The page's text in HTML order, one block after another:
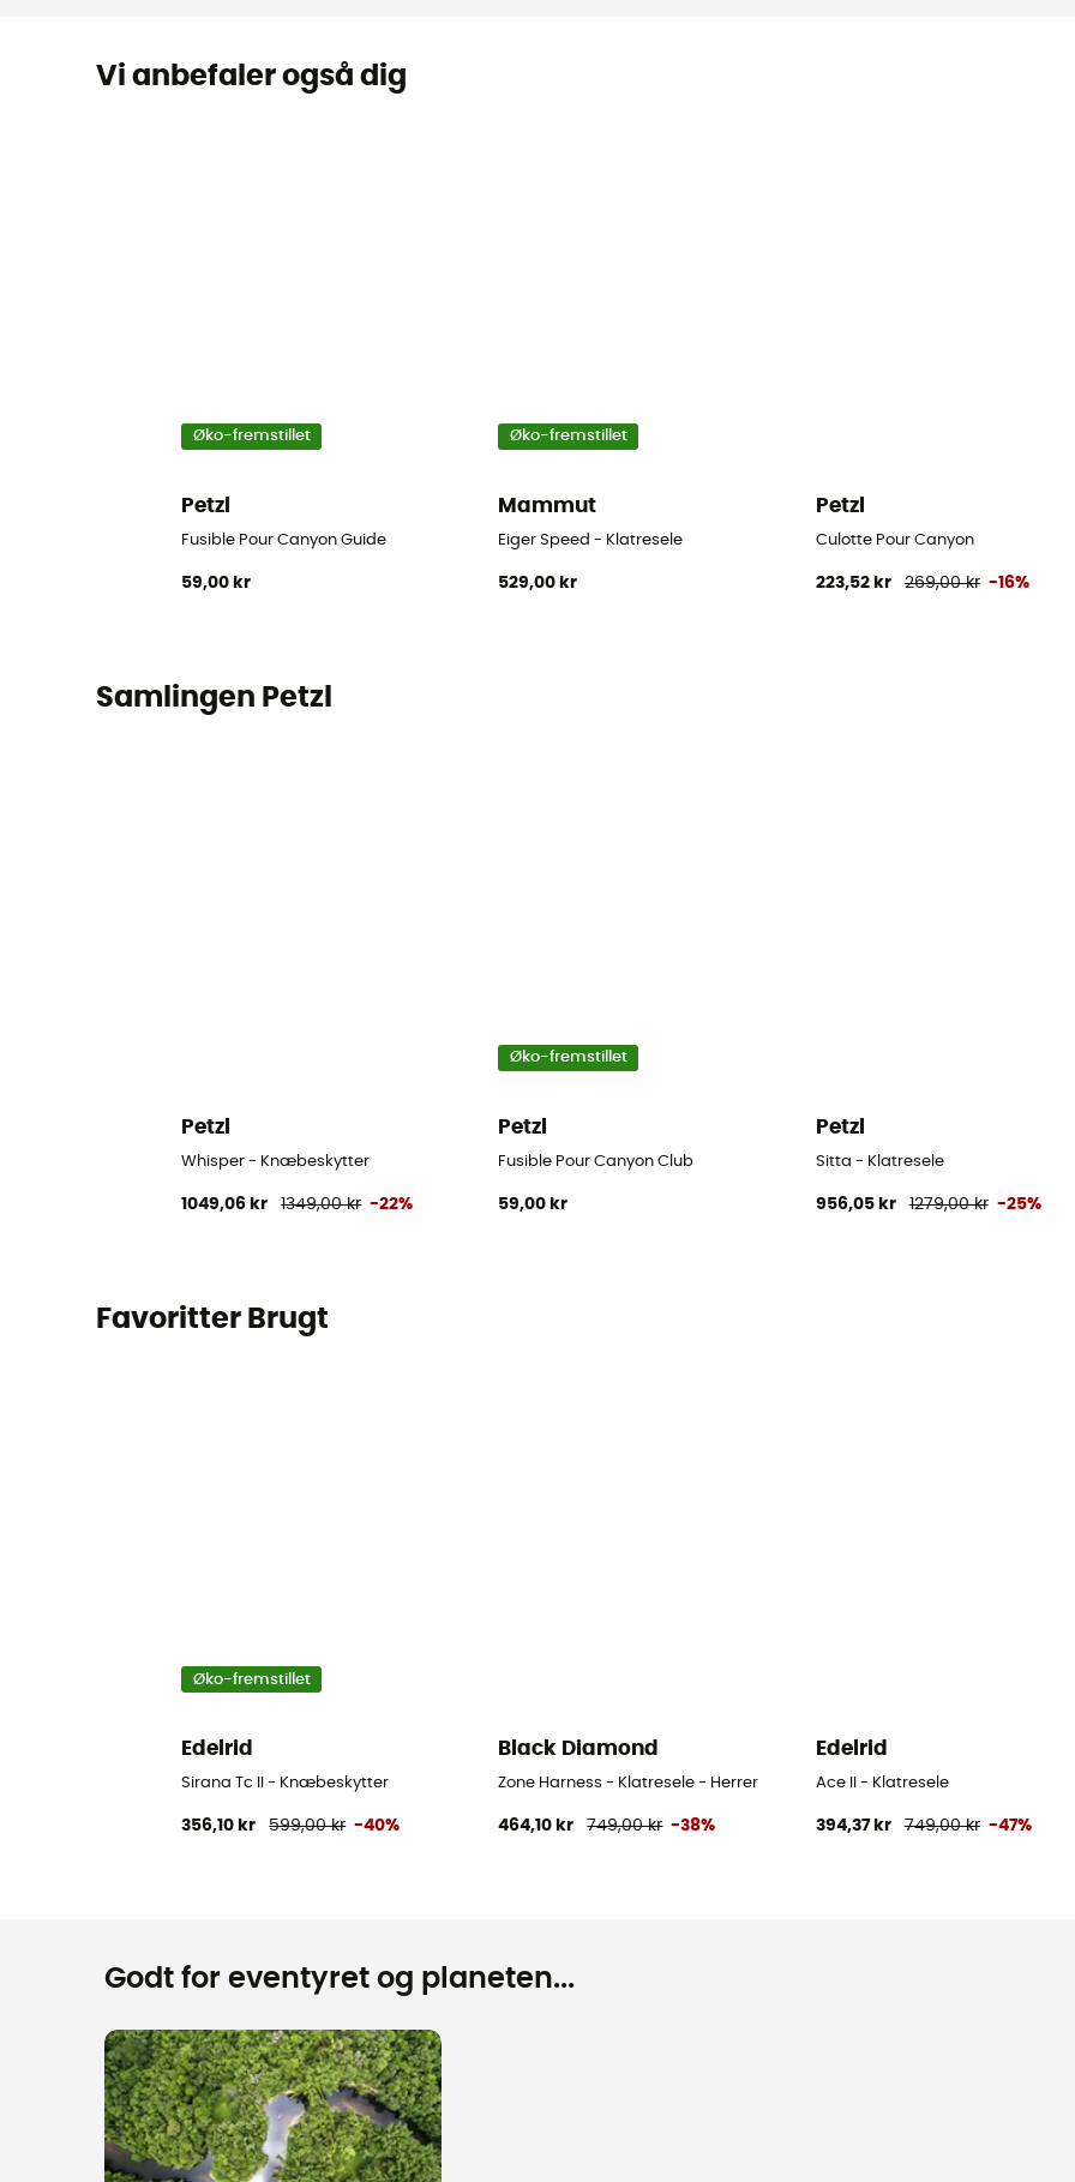
Vi anbefaler også dig
Øko-fremstillet
Petzl
Fusible Pour Canyon Guide
59,00 kr
Øko-fremstillet
Mammut
Eiger Speed - Klatresele
529,00 kr
Petzl
Culotte Pour Canyon
223,52 kr 269,00 kr -16%
Samlingen Petzl
Petzl
Whisper - Knæbeskytter
1049,06 kr 1349,00 kr -22%
Øko-fremstillet
Petzl
Fusible Pour Canyon Club
59,00 kr
Petzl
Sitta - Klatresele
956,05 kr 1279,00 kr -25%
Favoritter Brugt
Øko-fremstillet
Edelrid
Sirana Tc II - Knæbeskytter
356,10 kr 599,00 kr -40%
Black Diamond
Zone Harness - Klatresele - Herrer
464,10 kr 749,00 kr -38%
Edelrid
Ace II - Klatresele
394,37 kr 749,00 kr -47%
Godt for eventyret og planeten...